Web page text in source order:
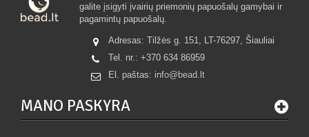
galite įsigyti įvairių priemonių papuošalų gamybai ir
pagamintų papuošalų.
Adresas: Tilžės g. 151, LT-76297, Šiauliai
Tel. nr.: +370 634 86959
El. paštas: info@bead.lt
MANO PASKYRA